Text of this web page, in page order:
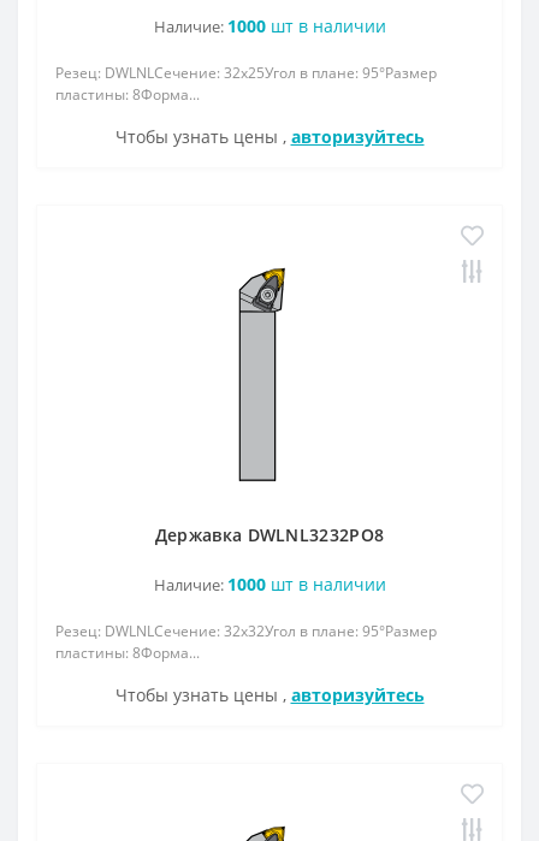
Наличие: 1000шт в наличии
Резец: DWLNLСечение: 32x25Угол в плане: 95°Размер
пластины: 8Форма...
Чтобы узнать цены , авторизуйтесь
Державка DWLNL3232РО8
Наличие: 1000шт в наличии
Резец: DWLNLСечение: 32x32Угол в плане: 95°Размер
пластины: 8Форма...
Чтобы узнать цены , авторизуйтесь